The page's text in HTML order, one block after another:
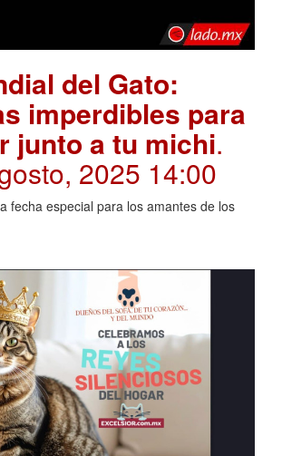
del Gato:
imperdibles para
junto a tu michi.
2025 14:00
fecha especial para los amantes de los